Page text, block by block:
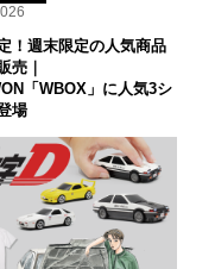
！週末限定の人気商品
売｜
「WBOX」に人気3シ
場